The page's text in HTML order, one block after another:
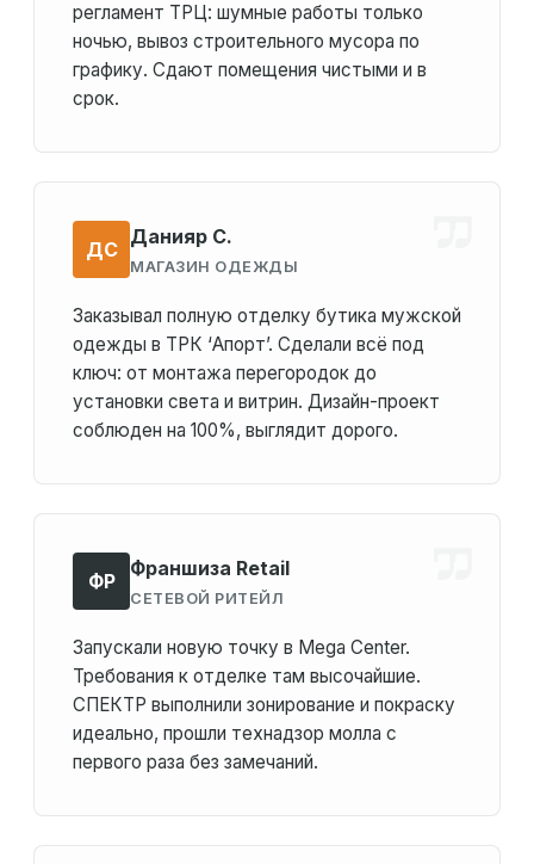
регламент ТРЦ: шумные работы только
ночью, вывоз строительного мусора по
графику. Сдают помещения чистыми и в
срок.
ДС
Данияр С.
МАГАЗИН ОДЕЖДЫ
Заказывал полную отделку бутика мужской
одежды в ТРК ‘Апорт’. Сделали всё под
ключ: от монтажа перегородок до
установки света и витрин. Дизайн-проект
соблюден на 100%, выглядит дорого.
ФР
Франшиза Retail
СЕТЕВОЙ РИТЕЙЛ
Запускали новую точку в Mega Center.
Требования к отделке там высочайшие.
СПЕКТР выполнили зонирование и покраску
идеально, прошли технадзор молла с
первого раза без замечаний.